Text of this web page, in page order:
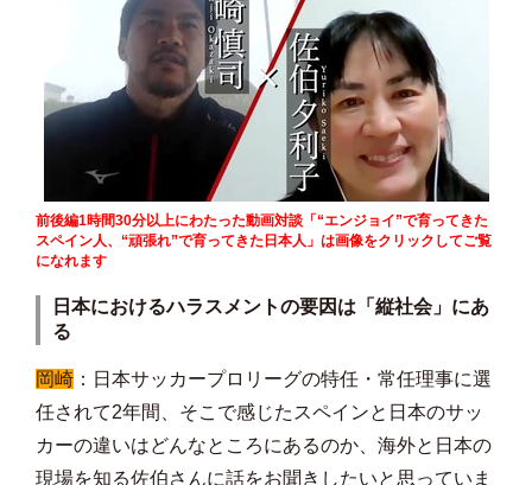
前後編1時間30分以上にわたった動画対談「“エンジョイ”で育ってきた
スペイン人、“頑張れ”で育ってきた日本人」は画像をクリックしてご覧
になれます
日本におけるハラスメントの要因は「縦社会」にあ
る
岡崎 ：日本サッカープロリーグの特任・常任理事に選
任されて2年間、そこで感じたスペインと日本のサッ
カーの違いはどんなところにあるのか、海外と日本の
現場を知る佐伯さんに話をお聞きしたいと思っていま